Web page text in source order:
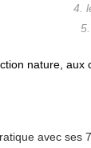
4.
nature,
avec ses